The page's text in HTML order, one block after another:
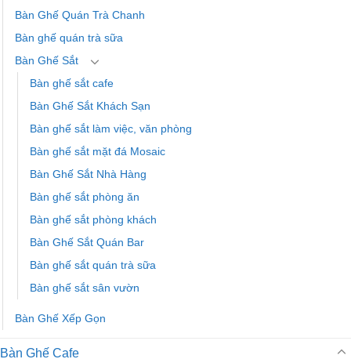
Bàn Ghế Quán Trà Chanh
Bàn ghế quán trà sữa
Bàn Ghế Sắt
Bàn ghế sắt cafe
Bàn Ghế Sắt Khách Sạn
Bàn ghế sắt làm việc, văn phòng
Bàn ghế sắt mặt đá Mosaic
Bàn Ghế Sắt Nhà Hàng
Bàn ghế sắt phòng ăn
Bàn ghế sắt phòng khách
Bàn Ghế Sắt Quán Bar
Bàn ghế sắt quán trà sữa
Bàn ghế sắt sân vườn
Bàn Ghế Xếp Gọn
Bàn Ghế Cafe